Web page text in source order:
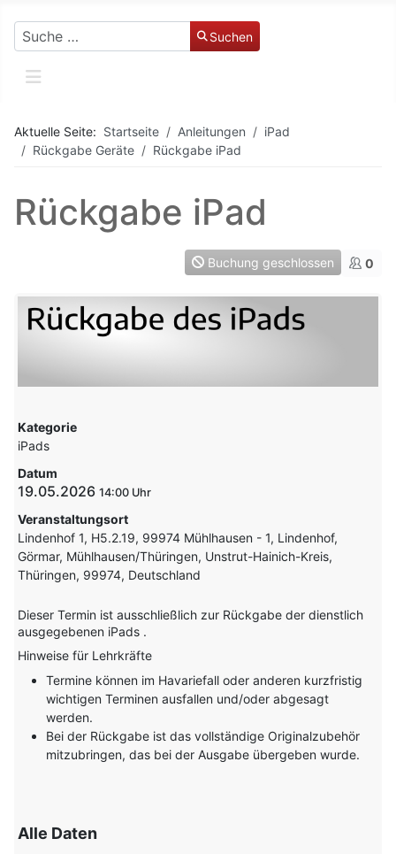
Suchen Suchen
Aktuelle Seite: Startseite Anleitungen
iPad
Rückgabe Geräte
Rückgabe iPad
Rückgabe iPad
Buchung geschlossen 0
Kategorie
iPads
Datum
19.05.2026 14:00
Veranstaltungsort
Lindenhof 1, H5.2.19, 99974 Mühlhausen - 1, Lindenhof,
Görmar, Mühlhausen/Thüringen, Unstrut-Hainich-Kreis,
Thüringen, 99974, Deutschland
Dieser Termin ist ausschließlich zur Rückgabe der dienstlich
ausgegebenen iPads .
Hinweise für Lehrkräfte
Termine können im Havariefall oder anderen kurzfristig
wichtigen Terminen ausfallen und/oder abgesagt
werden.
Bei der Rückgabe ist das vollständige Originalzubehör
mitzubringen, das bei der Ausgabe übergeben wurde.
Alle Daten